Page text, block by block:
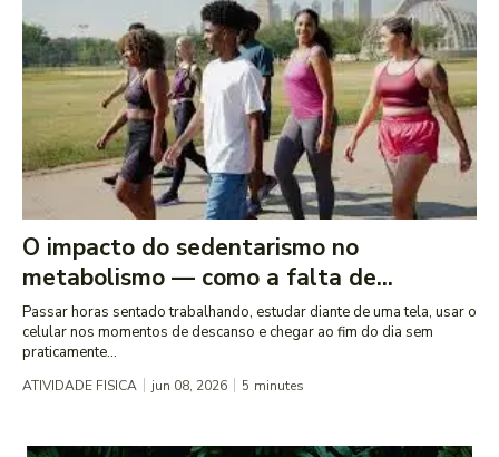
O impacto do sedentarismo no
metabolismo — como a falta de...
Passar horas sentado trabalhando, estudar diante de uma tela, usar o
celular nos momentos de descanso e chegar ao fim do dia sem
praticamente...
ATIVIDADE FISICA jun 08, 2026 5 minutes